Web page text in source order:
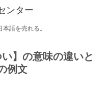
ンター
語を売れる。
】の意味の違いと
例文